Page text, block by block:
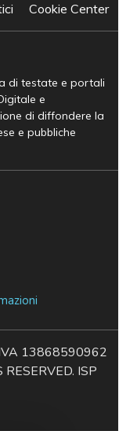
Cookie Center
di testate e portali
e
di diffondere la
e pubbliche
13868590962
ISP